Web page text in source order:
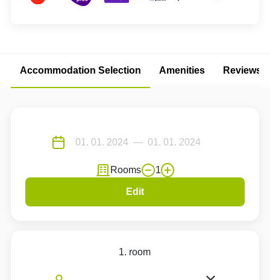
Accommodation Selection Amenities Reviews
Rooms 1
Edit
1. room